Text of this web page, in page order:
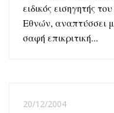
ειδικός εισηγητής
Εθνών, αναπτύσσει
σαφή επικριτική...
20/12/2004